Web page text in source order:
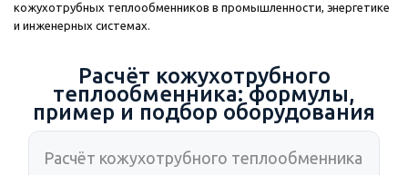
кожухотрубных теплообменников в промышленности, энергетике
и инженерных системах.
Расчёт кожухотрубного
теплообменника: формулы,
пример и подбор оборудования
Расчёт кожухотрубного теплообменника